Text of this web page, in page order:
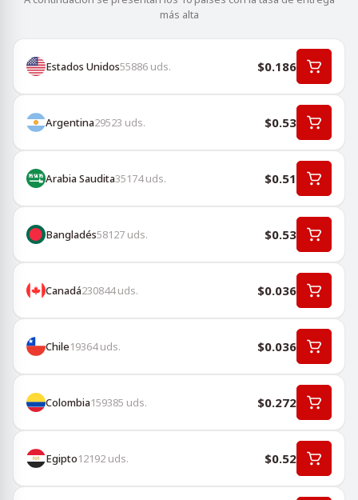
más alta
Estados Unidos55886 uds. $0.186
Argentina29523 uds. $0.53
Arabia Saudita35174uds. $0.51
Bangladés58127 uds. $0.53
Canadá230844uds. $0.036
Chile19364uds. $0.036
Colombia159385 uds. $0.272
Egipto12192 uds. $0.52